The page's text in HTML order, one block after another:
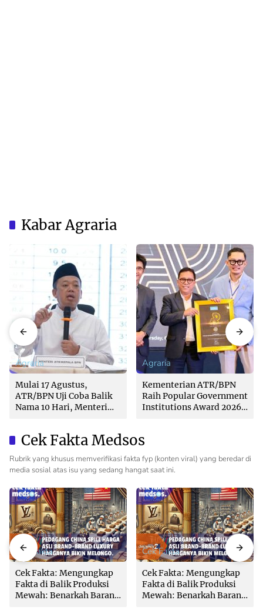
Kabar Agraria
Agraria
Mulai 17 Agustus,
ATR/BPN Uji Coba Balik
Nama 10 Hari, Menteri
Agraria
Kementerian ATR/BPN
Raih Popular Government
Institutions Award 2026
Cek Fakta Medsos
Rubrik yang khusus memverifikasi fakta fyp (konten viral) yang beredar di
media sosial atas isu yang sedang hangat saat ini.
Cek Fakta
Cek Fakta: Mengungkap
Fakta di Balik Produksi
Mewah: Benarkah Barang
Cek Fakta
Cek Fakta: Mengungkap
Fakta di Balik Produksi
Mewah: Benarkah Barang